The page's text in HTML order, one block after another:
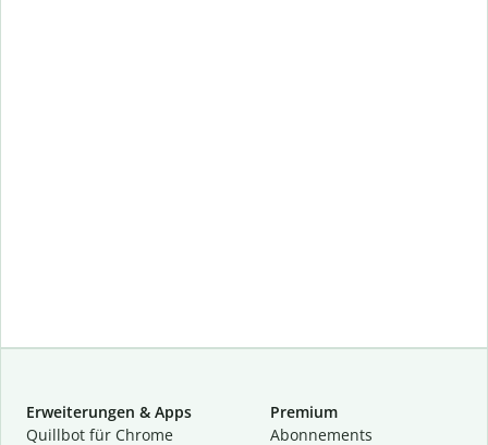
Erweiterungen & Apps
Quillbot für Chrome
Premium
Abon­ne­ments